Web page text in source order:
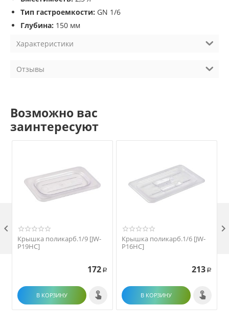
Тип гастроемкости: GN 1/6
Глубина: 150 мм
Характеристики
Отзывы
Возможно вас
заинтересуют
Крышка поликарб.1/9 [JW-
P19HC]
172 Р
В КОРЗИНУ
Крышка поликарб.1/6 [JW-
P16HC]
213 Р
В КОРЗИНУ
 